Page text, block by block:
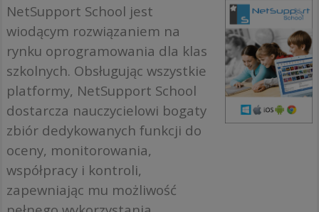
NetSupport School jest
wiodącym rozwiązaniem na
rynku oprogramowania dla klas
szkolnych. Obsługując wszystkie
platformy, NetSupport School
dostarcza nauczycielowi bogaty
zbiór dedykowanych funkcji do
oceny, monitorowania,
współpracy i kontroli,
zapewniając mu możliwość